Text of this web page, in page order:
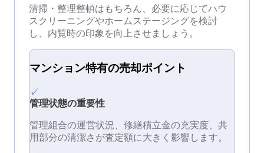
清掃・整理整頓はもちろん、必要に応じてハウ
スクリーニングやホームステージングを検討
し、内覧時の印象を向上させましょう。
マンション特有の売却ポイント
✓
管理状態の重要性
管理組合の運営状況、修繕積立金の充実度、共
用部分の清潔さが査定額に大きく影響します。